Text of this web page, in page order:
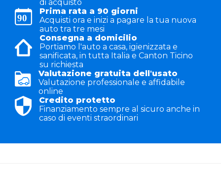
di acquisto
Prima rata a 90 giorni
Acquisti ora e inizi a pagare la tua nuova
auto tra tre mesi
Consegna a domicilio
Portiamo l'auto a casa, igienizzata e
sanificata, in tutta Italia e Canton Ticino
su richiesta
Valutazione gratuita dell'usato
Valutazione professionale e affidabile
online
Credito protetto
Finanziamento sempre al sicuro anche in
caso di eventi straordinari